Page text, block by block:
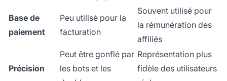
Base de
paiement
Peu utilisé pour la
facturation
Souvent utilisé pour
la rémunération des
affiliés
Précision
Peut être gonflé par
les bots et les
Représentation plus
fidèle des utilisateurs